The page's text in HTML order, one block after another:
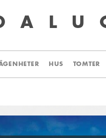
HUS TOMTER